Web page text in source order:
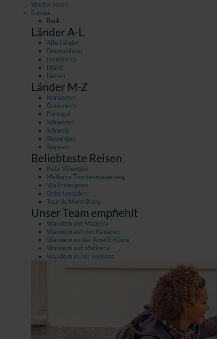
Weiter lesen
Europa
Back
Länder A-L
Alle Länder
Deutschland
Frankreich
Irland
Italien
Länder M-Z
Norwegen
Österreich
Portugal
Schweden
Schweiz
Slowenien
Spanien
Beliebteste Reisen
Rota Vicentina
Mallorca Trockenmauerweg
Via Francigena
Österlenleden
Tour du Mont Blanc
Unser Team empfiehlt
Wandern auf Madeira
Wandern auf den Kanaren
Wandern an der Amalfi Küste
Wandern auf Mallorca
Wandern in der Toskana